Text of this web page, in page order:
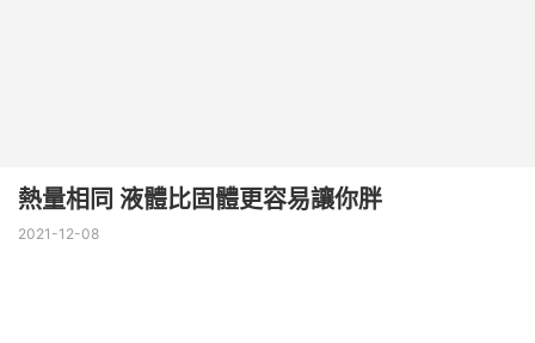
熱量相同 液體比固體更容易讓你胖
2021-12-08